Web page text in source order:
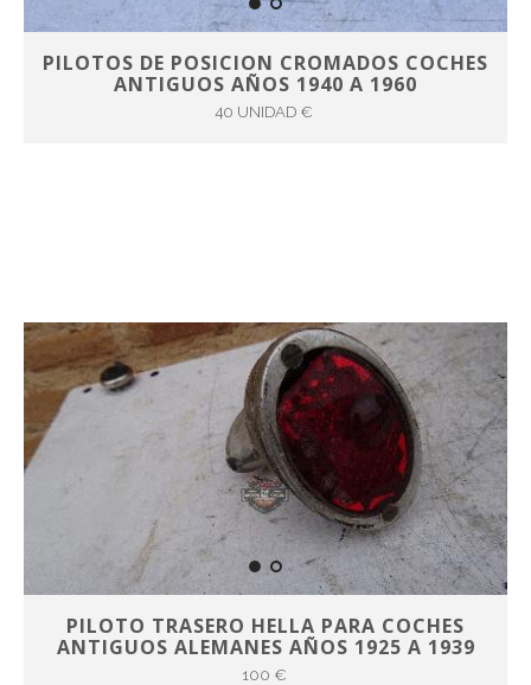
PILOTOS DE POSICION CROMADOS COCHES
ANTIGUOS AÑOS 1940 A 1960
40 UNIDAD €
PILOTO TRASERO HELLA PARA COCHES
ANTIGUOS ALEMANES AÑOS 1925 A 1939
100 €